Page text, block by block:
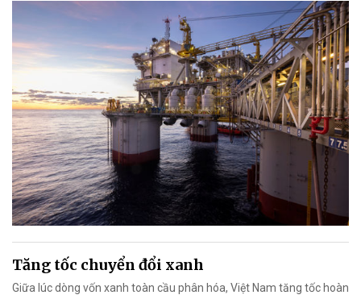
Tăng tốc chuyển đổi xanh
Giữa lúc dòng vốn xanh toàn cầu phân hóa, Việt Nam tăng tốc hoàn